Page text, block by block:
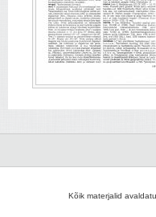
Kõik materjalid